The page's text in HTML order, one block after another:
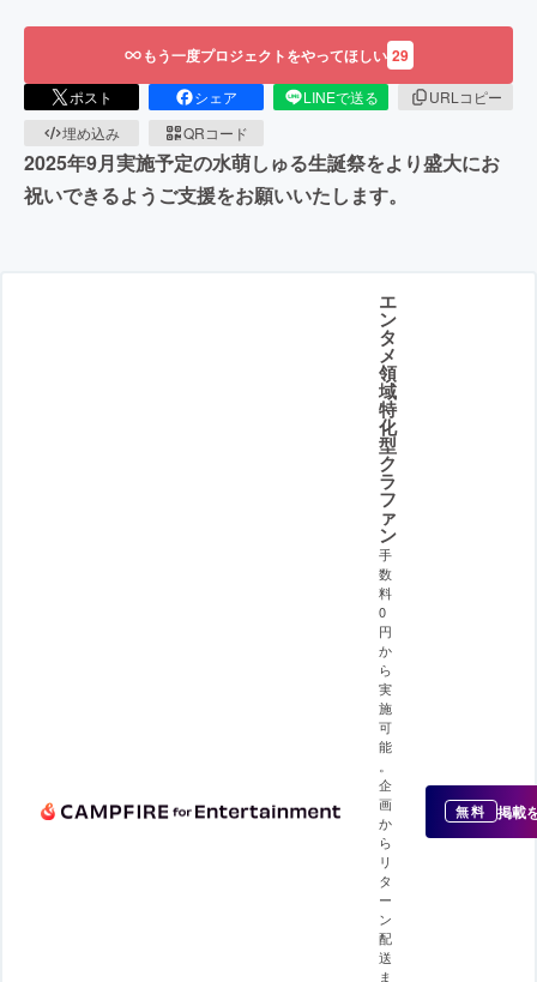
もう一度プロジェクトをやってほしい 29
ポスト シェア LINEで送る
URLコピー
埋め込み
QRコード
2025年9月実施予定の水萌しゅる生誕祭をより盛大にお
祝いできるようご支援をお願いいたします。
エ
ン
タ
メ
領
域
特
化
型
ク
ラ
フ
ァ
ン
手
数
料
0
円
か
ら
実
施
可
能
企
画
か
ら
リ
タ
ー
ン
配
送
ま
無料 掲載